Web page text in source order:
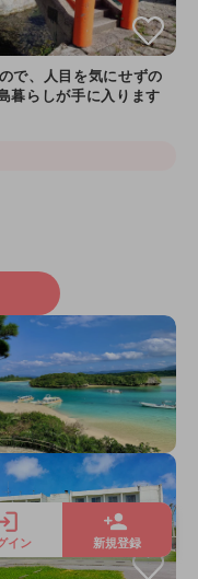
イン 新規登録
で、人目を気にせずの
暮らしが手に入ります